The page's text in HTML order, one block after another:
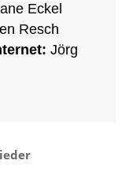
Eckel
Resch
Jörg